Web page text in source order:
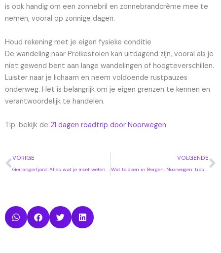
is ook handig om een zonnebril en zonnebrandcrème mee te
nemen, vooral op zonnige dagen.
Houd rekening met je eigen fysieke conditie
De wandeling naar Preikestolen kan uitdagend zijn, vooral als je
niet gewend bent aan lange wandelingen of hoogteverschillen.
Luister naar je lichaam en neem voldoende rustpauzes
onderweg. Het is belangrijk om je eigen grenzen te kennen en
verantwoordelijk te handelen.
Tip: bekijk de 21 dagen roadtrip door Noorwegen
Vorige
VORIGE
Geirangerfjord: Alles wat je moet weten voor je volgende reis
VOLGENDE
Wat te doen in Bergen, Noorwegen: tips en adviezen